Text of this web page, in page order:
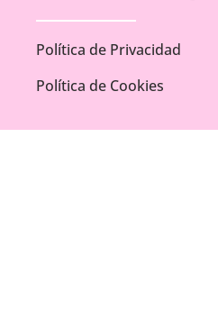
Política de Privacidad
Política de Cookies